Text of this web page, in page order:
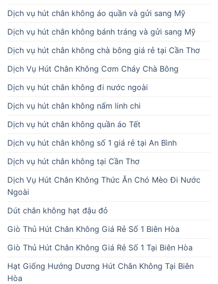
Dịch vụ hút chân không áo quần và gửi sang Mỹ
Dịch vụ hút chân không bánh tráng và gửi sang Mỹ
Dịch vụ hút chân không chà bông giá rẻ tại Cần Thơ
Dịch Vụ Hút Chân Không Cơm Cháy Chà Bông
Dịch vụ hút chân không đi nước ngoài
Dịch vụ hút chân không nấm linh chi
Dịch vụ hút chân không quần áo Tết
Dịch vụ hút chân không số 1 giá rẻ tại An Bình
Dịch vụ hút chân không tại Cần Thơ
Dịch Vụ Hút Chân Không Thức Ăn Chó Mèo Đi Nước
Ngoài
Dút chân không hạt đậu đỏ
Giò Thủ Hút Chân Không Giá Rẻ Số 1 Biên Hòa
Giò Thủ Hút Chân Không Giá Rẻ Số 1 Tại Biên Hòa
Hạt Giống Hướng Dương Hút Chân Không Tại Biên
Hòa